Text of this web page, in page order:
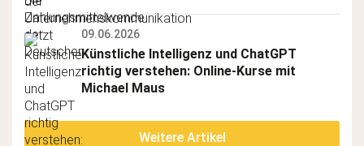
09.06.2026
Künstliche Intelligenz und ChatGPT
richtig verstehen: Online-Kurse mit
Michael Maus
Weitere Artikel